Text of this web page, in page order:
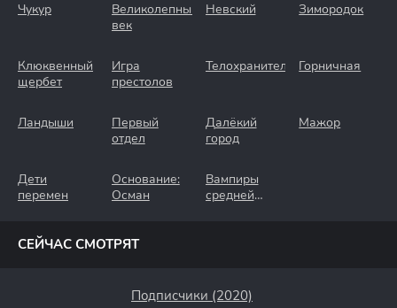
Чукур
Великолепный
век
Невский Зимородок
Клюквенный
щербет
Игра
престолов
Телохранители Горничная
Ландыши
Первый
отдел
Далёкий
город
Мажор
Дети
перемен
Основание:
Осман
Вампиры
средней
СЕЙЧАС СМОТРЯТ
Подписчики (2020)